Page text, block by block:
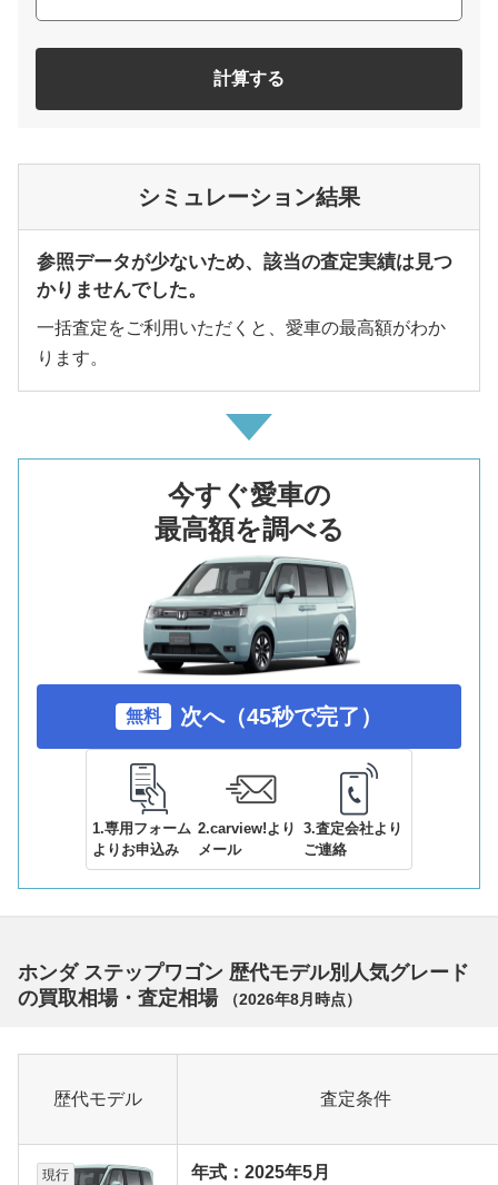
計算する
シミュレーション結果
参照データが少ないため、該当の査定実績は見つ
かりませんでした。
一括査定をご利用いただくと、愛車の最高額がわか
ります。
今すぐ愛車の
最高額を調べる
無料 次へ（45秒で完了）
1.専用フォーム
よりお申込み
2.carview!より
メール
3.査定会社より
ご連絡
ホンダ ステップワゴン 歴代モデル別人気グレード
の買取相場・査定相場
（2026年8月 時点）
歴代モデル 査定条件
現行
年式：2025年5月